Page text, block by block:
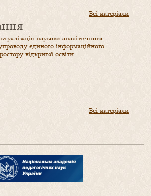
Всі матеріали
науково-аналітичного
єдиного інформаційного
відкритої освіти
Всі матеріали